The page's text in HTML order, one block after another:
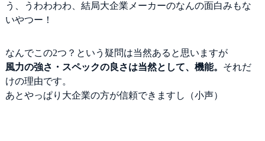
う、うわわわわ、結局大企業メーカーのなんの面白みもな
いやつー！
なんでこの2つ？という疑問は当然あると思いますが
風力の強さ・スペックの良さは当然として、機能。 それだ
けの理由です。
あとやっぱり大企業の方が信頼できますし（小声）